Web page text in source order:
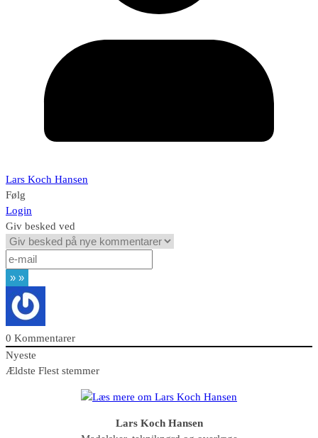
Lars Koch Hansen
Følg
Login
Giv besked ved
0 Kommentarer
Nyeste
Ældste Flest stemmer
Lars Koch Hansen